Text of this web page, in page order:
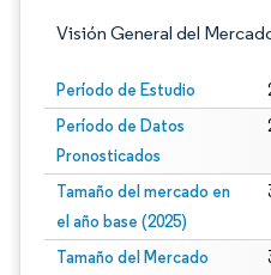
Visión General del
Período de Estudio
Período de Datos
Pronosticados
Tamaño del mercado en
el año base (2025)
Tamaño del Mercado